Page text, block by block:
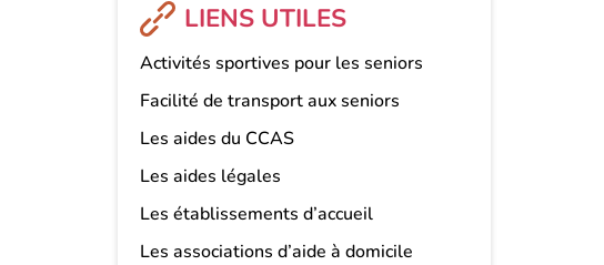
LIENS UTILES
Activités sportives pour les seniors
Facilité de transport aux seniors
Les aides du CCAS
Les aides légales
Les établissements d’accueil
Les associations d’aide à domicile